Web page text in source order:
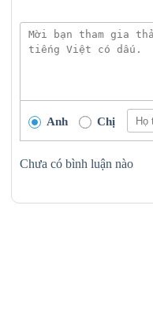
Anh Chị
Chưa có bình luận nào